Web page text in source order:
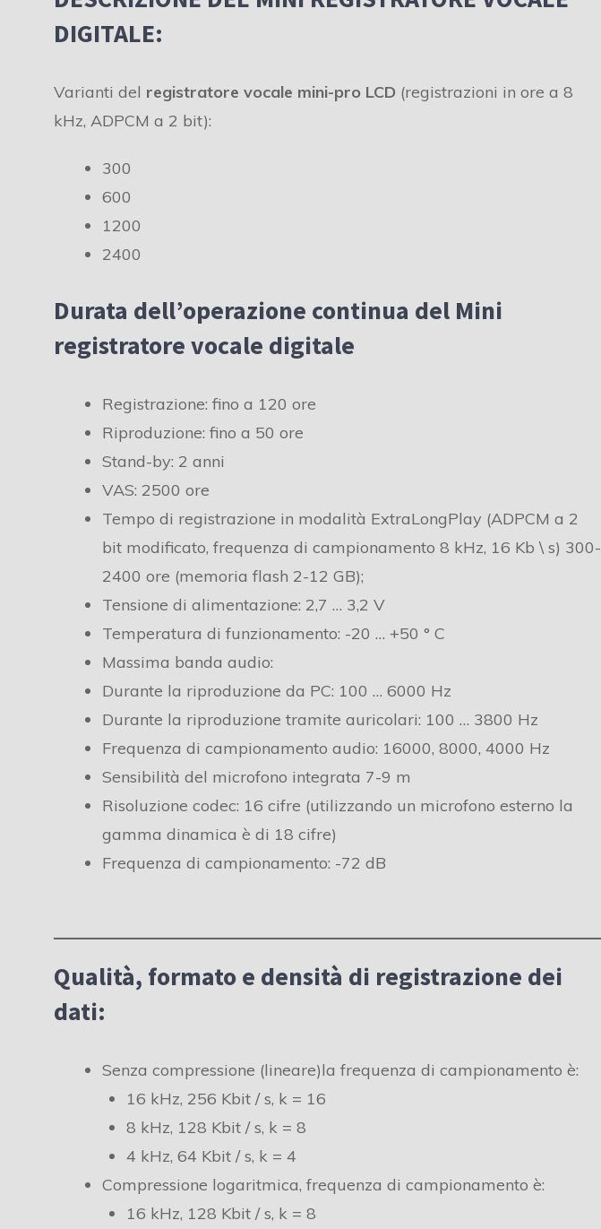
DIGITALE:
Varianti del registratore vocale mini-pro LCD(registrazioni in ore a 8
kHz, ADPCM a 2 bit):
300
600
1200
2400
Durata dell’operazione continua del Mini
registratore vocale digitale
Registrazione: fino a 120 ore
Riproduzione: fino a 50 ore
Stand-by: 2 anni
VAS: 2500 ore
Tempo di registrazione in modalità ExtraLongPlay (ADPCM a 2
bit modificato, frequenza di campionamento 8 kHz, 16 Kb \ s) 300-
2400 ore (memoria flash 2-12 GB);
Tensione di alimentazione: 2,7 … 3,2 V
Temperatura di funzionamento: -20 … +50 ° C
Massima banda audio:
Durante la riproduzione da PC: 100 … 6000 Hz
Durante la riproduzione tramite auricolari: 100 … 3800 Hz
Frequenza di campionamento audio: 16000, 8000, 4000 Hz
Sensibilità del microfono integrata 7-9 m
Risoluzione codec: 16 cifre (utilizzando un microfono esterno la
gamma dinamica è di 18 cifre)
Frequenza di campionamento: -72 dB
Qualità, formato e densità di registrazione dei
dati:
Senza compressione (lineare)la frequenza di campionamento è:
16 kHz, 256 Kbit / s, k = 16
8 kHz, 128 Kbit / s, k = 8
4 kHz, 64 Kbit / s, k = 4
Compressione logaritmica, frequenza di campionamento è:
16 kHz, 128 Kbit / s, k = 8